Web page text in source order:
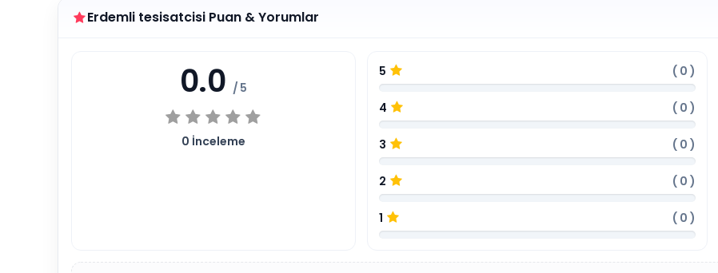
Erdemli tesisatcisi Puan & Yorumlar
0.0 / 5
0 İnceleme
5 ( 0 )
4 ( 0 )
3 ( 0 )
2 ( 0 )
1 ( 0 )